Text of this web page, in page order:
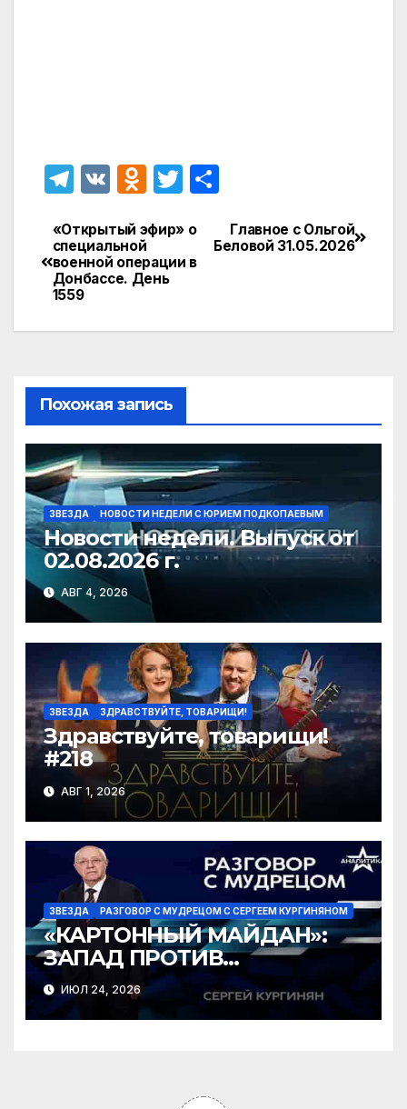
T
e
gr
a
m
V
O
n
o
kl
a
s
ni
ki
T
itt
er
п
в
Навигация
по
Главное с Ольгой
Беловой 31.05.2026
«Открытый эфир» о
специальной
военной операции в
Донбассе. День
1559
Похожая запись
ЗВЕЗДА НОВОСТИ НЕДЕЛИ С ЮРИЕМ ПОДКОПАЕВЫМ
Новости недели. Выпуск от
02.08.2026 г.
АВГ 4, 2026
ЗВЕЗДА ЗДРАВСТВУЙТЕ, ТОВАРИЩИ!
Здравствуйте, товарищи!
#218
АВГ 1, 2026
ЗВЕЗДА РАЗГОВОР С МУДРЕЦОМ С СЕРГЕЕМ КУРГИНЯНОМ
«КАРТОННЫЙ МАЙДАН»:
ЗАПАД ПРОТИВ
ЗЕЛЕНСКОГО?
ИЮЛ 24, 2026